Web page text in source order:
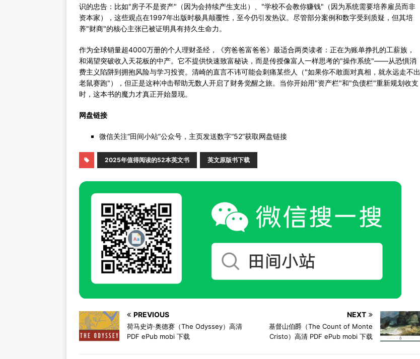
识的忠告：比如"房子不是资产"（因为会持续产生支出）、"学校不会教你赚钱"（因为系统需要培养雇员而非
资本家），这些观点在1997年出版时极具颠覆性，至今仍引发热议。尽管部分案例和数字受到质疑，但其培
养"财商"的核心主张已被证明具有持久生命力。
作为全球销量超4000万册的个人理财圣经，《穷爸爸富爸爸》最适合两类读者：正在为账单挣扎的工薪族，
和渴望突破收入天花板的中产。它不提供快速致富秘诀，而是传授像富人一样思考的"操作系统"——从恐惧消
费主义陷阱到拥抱风险与学习投资。清崎的直言不讳可能会刺痛某些人（"如果你不敢面对真相，就永远走不出
老鼠赛跑"），但正是这种冲击帮助无数人开启了财务觉醒之旅。当你开始用"资产栏"和"负债栏"重新规划收支
时，这本书的魔力才真正开始显现。
网盘链接
微信关注“田间小站”公众号，主页发送数字“52”获取网盘链接
2025年值得阅读的52本英文书 英文原版书下载
PREVIOUS
荷马史诗·奥德赛（The Odyssey）高清
PDF ePub mobi 下载
NEXT
基督山伯爵（The Count of Monte
Cristo）高清 PDF ePub mobi 下载